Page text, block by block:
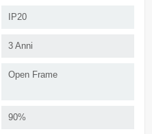
IP20
3 Anni
Open Frame
90%